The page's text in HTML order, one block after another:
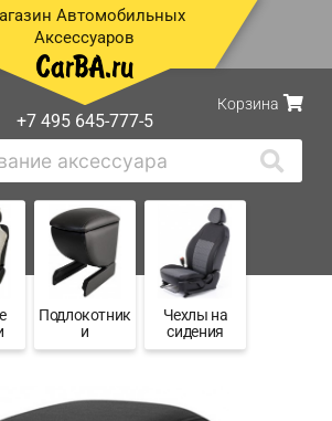
Автомобильных
Аксессуаров
+7 495 645-777-5
Корзина
Подлокотник
и
Чехлы на
сидения